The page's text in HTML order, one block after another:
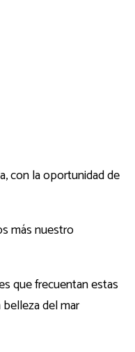
con la oportunidad de
más nuestro
que frecuentan estas
del mar